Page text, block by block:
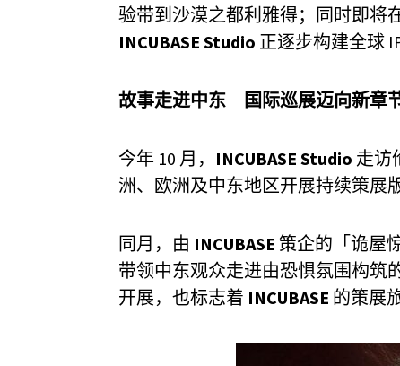
验带到沙漠之都利雅得；同时即将
INCUBASE Studio 正逐步构建全球
故事走进中东 国际巡展迈向新章
今年 10 月， INCUBASE Studio 走访
洲、欧洲及中东地区开展持续策展
同月，由 INCUBASE 策企的「诡屋
带领中东观众走进由恐惧氛围构筑
开展，也标志着 INCUBASE 的策展